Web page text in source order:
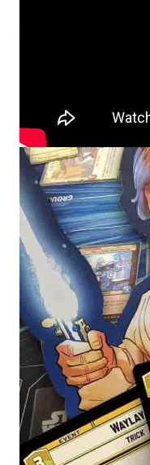
které jsou dány